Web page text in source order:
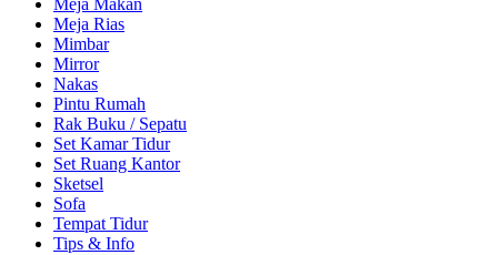
Meja Makan
Meja Rias
Mimbar
Mirror
Nakas
Pintu Rumah
Rak Buku / Sepatu
Set Kamar Tidur
Set Ruang Kantor
Sketsel
Sofa
Tempat Tidur
Tips & Info